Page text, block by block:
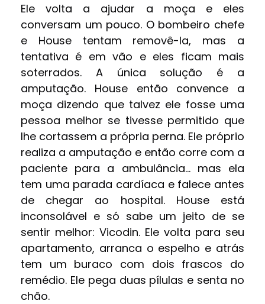
Ele volta a ajudar a moça e eles
conversam um pouco. O bombeiro chefe
e House tentam removê-la, mas a
tentativa é em vão e eles ficam mais
soterrados. A única solução é a
amputação. House então convence a
moça dizendo que talvez ele fosse uma
pessoa melhor se tivesse permitido que
lhe cortassem a própria perna. Ele próprio
realiza a amputação e então corre com a
paciente para a ambulância… mas ela
tem uma parada cardíaca e falece antes
de chegar ao hospital. House está
inconsolável e só sabe um jeito de se
sentir melhor: Vicodin. Ele volta para seu
apartamento, arranca o espelho e atrás
tem um buraco com dois frascos do
remédio. Ele pega duas pílulas e senta no
chão.